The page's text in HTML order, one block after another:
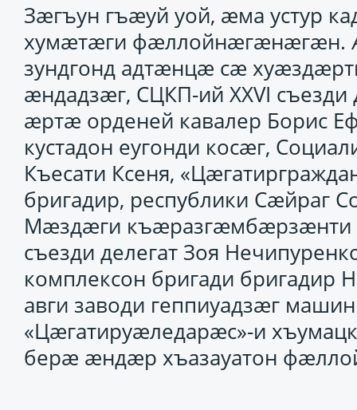
Зӕгъун гъӕуй уой, ӕма устур
хумӕтӕги фӕллойнӕгӕнӕгӕн.
зундгонд адтӕнцӕ сӕ
ӕндадзӕг, СЦКП-ий XXVI
ӕртӕ орденей кавалер Борис
кустадон еугонди косӕг,
Къесати Ксеня,
бригадир, республики Сӕйраг
Мӕздӕги къӕразгӕмбӕрзӕнти
съезди делегат Зоя
комплексон бригади
авги заводи геппиуадзӕг
«Цӕгатируӕледарӕс»-и
берӕ ӕндӕр хъазауатон